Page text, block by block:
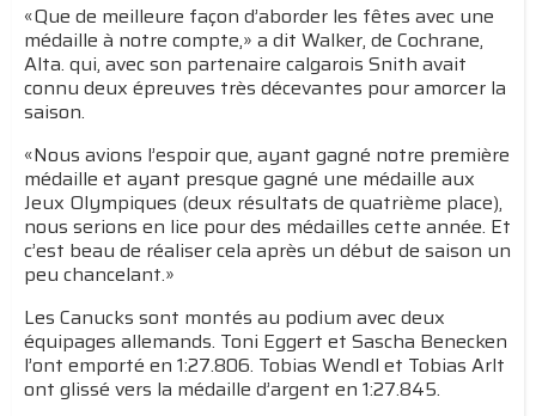
«Que de meilleure façon d’aborder les fêtes avec une
médaille à notre compte,» a dit Walker, de Cochrane,
Alta. qui, avec son partenaire calgarois Snith avait
connu deux épreuves très décevantes pour amorcer la
saison.
«Nous avions l’espoir que, ayant gagné notre première
médaille et ayant presque gagné une médaille aux
Jeux Olympiques (deux résultats de quatrième place),
nous serions en lice pour des médailles cette année. Et
c’est beau de réaliser cela après un début de saison un
peu chancelant.»
Les Canucks sont montés au podium avec deux
équipages allemands. Toni Eggert et Sascha Benecken
l’ont emporté en 1:27.806. Tobias Wendl et Tobias Arlt
ont glissé vers la médaille d’argent en 1:27.845.